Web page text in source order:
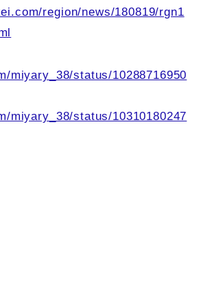
region/news/180819/rgn1
miyary_38/status/10288716950
miyary_38/status/10310180247